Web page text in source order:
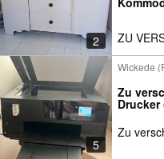
2 ZU
5
Wickede
Zu
Zu